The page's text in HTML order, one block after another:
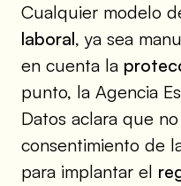
Cualquier modelo
laboral, ya sea
en cuenta la
punto, la Agencia
Datos aclara que
consentimiento de
para implantar el